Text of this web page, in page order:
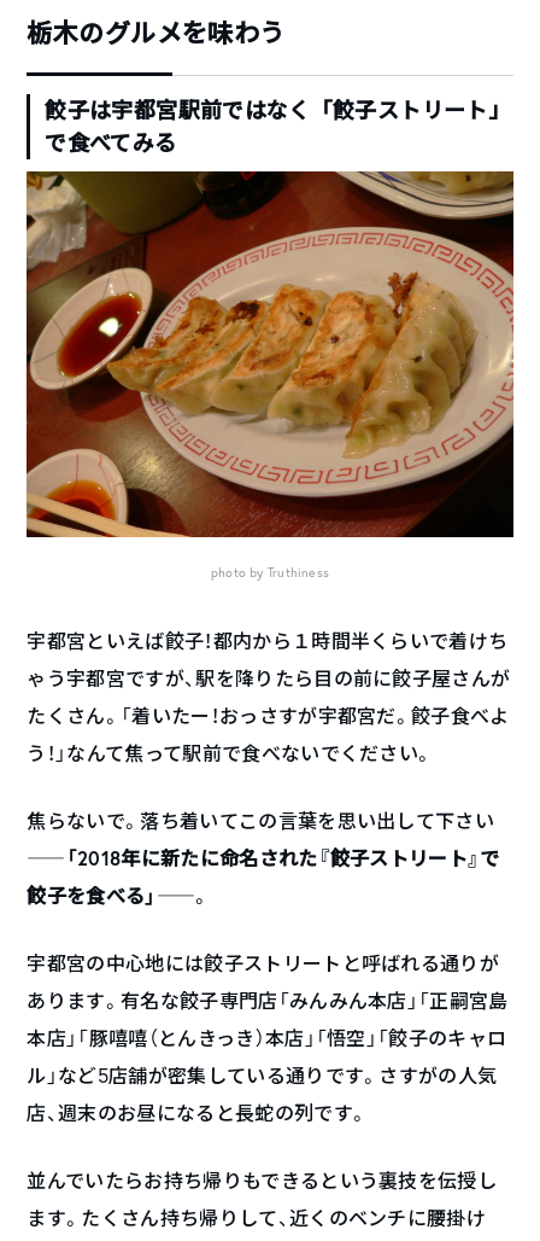
栃木のグルメを味わう
餃子は宇都宮駅前ではなく「餃子ストリート」
で食べてみる
photo by Truthiness
宇都宮といえば餃子！都内から１時間半くらいで着けち
ゃう宇都宮ですが、駅を降りたら目の前に餃子屋さんが
たくさん。「着いたー！おっさすが宇都宮だ。餃子食べよ
う！」なんて焦って駅前で食べないでください。
焦らないで。落ち着いてこの言葉を思い出して下さい
―― 「2018年に新たに命名された『餃子ストリート』で
餃子を食べる」 ――。
宇都宮の中心地には餃子ストリートと呼ばれる通りが
あります。有名な餃子専門店「みんみん本店」「正嗣宮島
本店」「豚嘻嘻（とんきっき）本店」「悟空」「餃子のキャロ
ル」など5店舗が密集している通りです。さすがの人気
店、週末のお昼になると長蛇の列です。
並んでいたらお持ち帰りもできるという裏技を伝授し
ます。たくさん持ち帰りして、近くのベンチに腰掛け